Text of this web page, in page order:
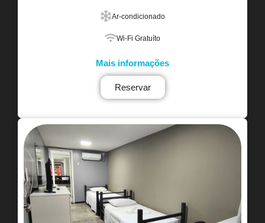
Ar-condicionado
Wi-Fi Gratuíto
Mais informações
Reservar